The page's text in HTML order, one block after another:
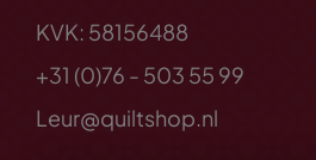
KVK: 58156488
+31 (0)76 - 503 55 99
Leur@quiltshop.nl